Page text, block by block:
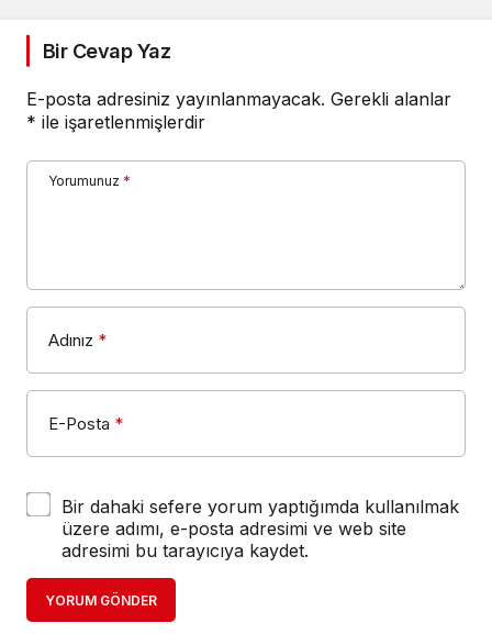
Bir Cevap Yaz
E-posta adresiniz yayınlanmayacak. Gerekli alanlar
* ile işaretlenmişlerdir
Yorumunuz *
Adınız *
E-Posta *
Bir dahaki sefere yorum yaptığımda kullanılmak
üzere adımı, e-posta adresimi ve web site
adresimi bu tarayıcıya kaydet.
YORUM GÖNDER